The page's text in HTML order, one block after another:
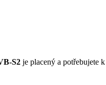
S2je placený a potřebujete k